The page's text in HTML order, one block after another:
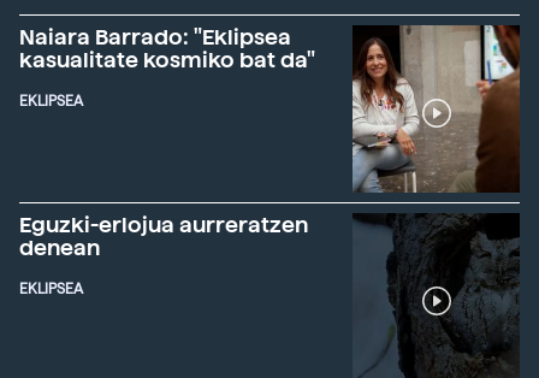
Naiara Barrado: "Eklipsea
kasualitate kosmiko bat da"
EKLIPSEA
Eguzki-erlojua aurreratzen
denean
EKLIPSEA